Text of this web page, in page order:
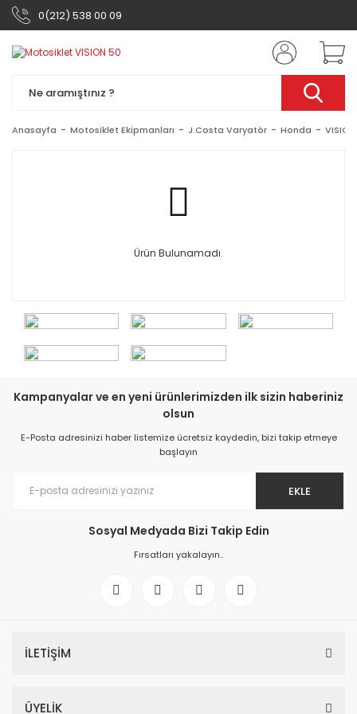
0(212) 538 00 09
Anasayfa Motosiklet Ekipmanları J.Costa Varyatör Honda
Ürün Bulunamadı.
Kampanyalar ve en yeni ürünlerimizden ilk sizin haberiniz
olsun
E-Posta adresinizi haber listemize ücretsiz kaydedin, bizi takip etmeye
başlayın
EKLE
Sosyal Medyada Bizi Takip Edin
Fırsatları yakalayın..
İLETİŞİM
ÜYELİK